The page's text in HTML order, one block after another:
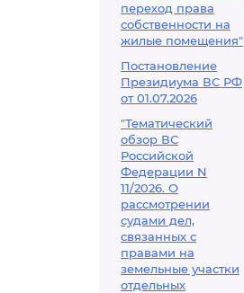
переход права
собственности на
жилые помещения"
Постановление
Президиума ВС РФ
от 01.07.2026
"Тематический
обзор ВС
Российской
Федерации N
11/2026. О
рассмотрении
судами дел,
связанных с
правами на
земельные участки
отдельных